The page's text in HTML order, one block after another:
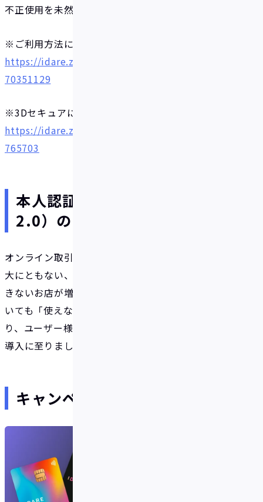
不正使用を未然に防止するサービスです。
※ご利用方法について
https://idare.zendesk.com/hc/ja/articles/116428
70351129
※3Dセキュアについて
https://idare.zendesk.com/hc/ja/articles/900006
765703
本人認証サービス（3Dセキュア
2.0）の導入背景について
オンライン取引におけるカード不正使用の被害の増
大にともない、3Dセキュア非対応のカードが利用で
きないお店が増えています。「IDARE(イデア)」にお
いても「使えないお店が多い」という課題が生じてお
り、ユーザー様の利便性と安全性の向上を図るため、
導入に至りました。
キャンペーン開催のお知らせ